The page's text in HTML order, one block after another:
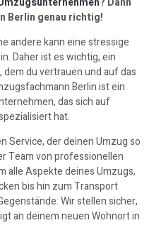
Berlin genau richtig!
andere kann eine stressige
Daher ist es wichtig, ein
du vertrauen und auf das
Berlin ist ein
das sich auf
hat.
Service, der deinen Umzug so
Team von professionellen
alle Aspekte deines Umzugs,
bis hin zum Transport
Wir stellen sicher,
an deinem neuen Wohnort in